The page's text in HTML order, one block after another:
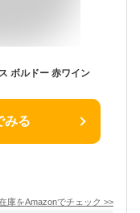
ボルドー 赤ワイン
みる
庫をAmazonでチェック >>